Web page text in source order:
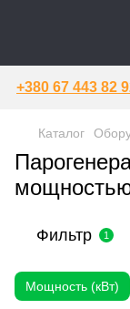
+380 67 443 82
Каталог
Фильтр 1
Мощность (кВт)